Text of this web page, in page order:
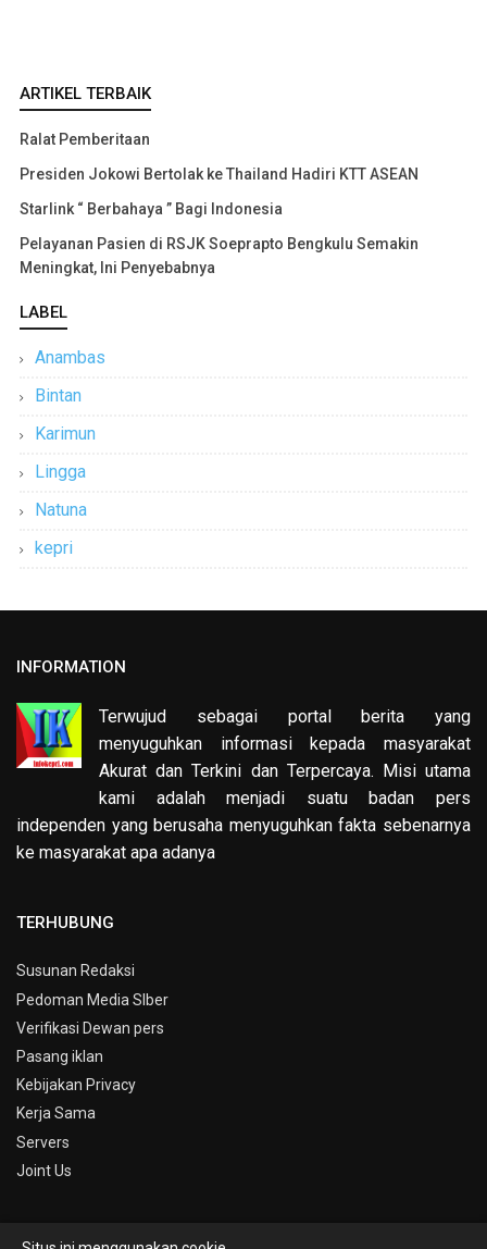
ARTIKEL TERBAIK
Ralat Pemberitaan
Presiden Jokowi Bertolak ke Thailand Hadiri KTT ASEAN
Starlink “ Berbahaya ” Bagi Indonesia
Pelayanan Pasien di RSJK Soeprapto Bengkulu Semakin
Meningkat, Ini Penyebabnya
LABEL
Anambas
Bintan
Karimun
Lingga
Natuna
kepri
INFORMATION
Terwujud sebagai portal berita yang
menyuguhkan informasi kepada masyarakat
Akurat dan Terkini dan Terpercaya. Misi utama
kami adalah menjadi suatu badan pers
independen yang berusaha menyuguhkan fakta sebenarnya
ke masyarakat apa adanya
TERHUBUNG
Susunan Redaksi
Pedoman Media SIber
Verifikasi Dewan pers
Pasang iklan
Kebijakan Privacy
Kerja Sama
Servers
Joint Us